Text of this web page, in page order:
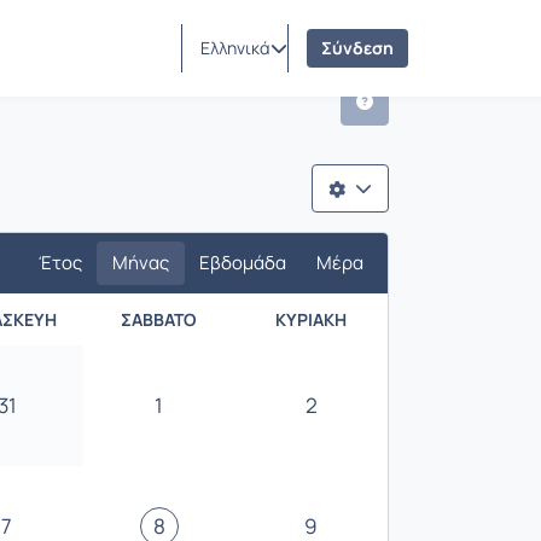
Ελληνικά Σύνδεση
Έτος Μήνας Εβδομάδα Μέρα
ΣΆΒΒΑΤΟ ΚΥΡΙΑΚΉ
31 1 2
7 8 9